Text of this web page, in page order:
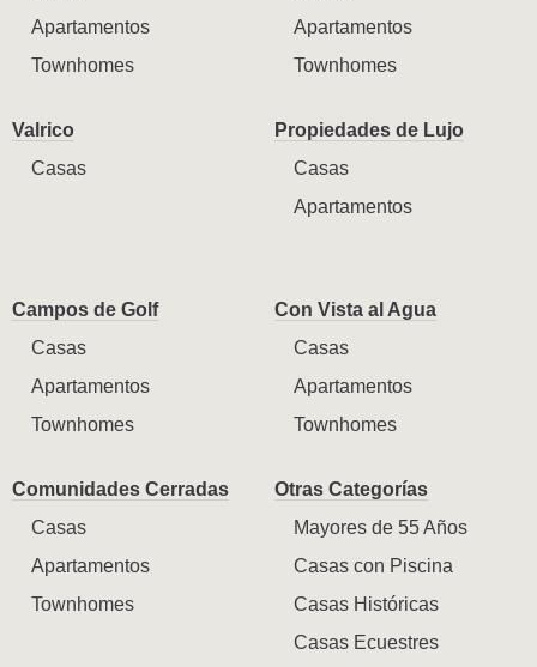
Apartamentos
Townhomes
Apartamentos
Townhomes
Valrico
Casas
Propiedades de Lujo
Casas
Apartamentos
Campos de Golf
Casas
Apartamentos
Townhomes
Con Vista al Agua
Casas
Apartamentos
Townhomes
Comunidades Cerradas
Casas
Apartamentos
Townhomes
Otras Categorías
Mayores de 55 Años
Casas con Piscina
Casas Históricas
Casas Ecuestres